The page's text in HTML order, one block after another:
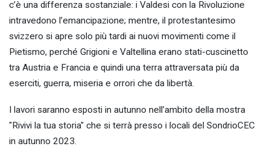
c’è una differenza sostanziale: i Valdesi con la Rivoluzione
intravedono l’emancipazione; mentre, il protestantesimo
svizzero si apre solo più tardi ai nuovi movimenti come il
Pietismo, perché Grigioni e Valtellina erano stati-cuscinetto
tra Austria e Francia e quindi una terra attraversata più da
eserciti, guerra, miseria e orrori che da libertà.
I lavori saranno esposti in autunno nell’ambito della mostra
"Rivivi la tua storia" che si terrà presso i locali del SondrioCEC
in autunno 2023.